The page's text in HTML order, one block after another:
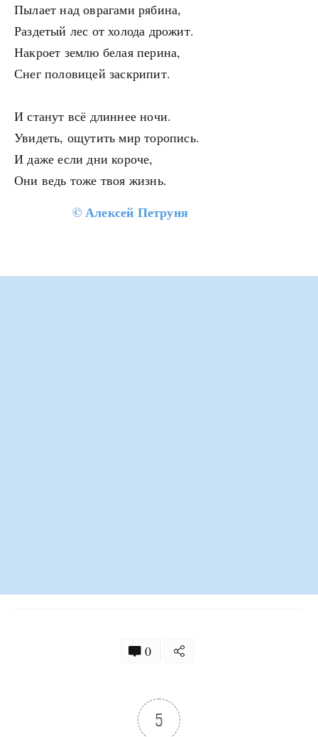
Пылает над оврагами рябина,
Раздетый лес от холода дрожит.
Накроет землю белая перина,
Снег половицей заскрипит.
И станут всё длиннее ночи.
Увидеть, ощутить мир торопись.
И даже если дни короче,
Они ведь тоже твоя жизнь.
©Алексей Петруня
0
5